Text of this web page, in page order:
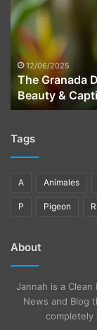
Revealed:
Uncover
Its
Stunning
Beauty
Captivating
World
12/06/2025
The Granada
Beauty &
Tags
A Animales
P Pigeon R
About
Jannah is a Clean
News and Blog
completely